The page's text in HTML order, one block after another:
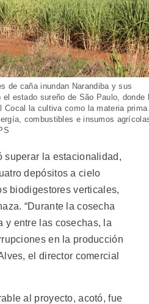
de caña inundan Narandiba y sus
estado sureño de São Paulo, donde
Cocal la cultiva como la materia prima
combustibles e insumos
superar la estacionalidad,
depósitos a cielo
biodigestores verticales,
“Durante la cosecha
y entre las cosechas, la
en la producción
el director comercial
al proyecto, acotó, fue